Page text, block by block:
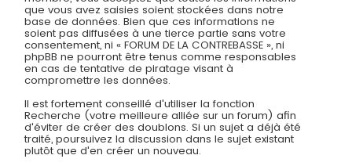
que vous avez saisies soient stockées dans notre
base de données. Bien que ces informations ne
soient pas diffusées à une tierce partie sans votre
consentement, ni « FORUM DE LA CONTREBASSE », ni
phpBB ne pourront être tenus comme responsables
en cas de tentative de piratage visant à
compromettre les données.
Il est fortement conseillé d'utiliser la fonction
Recherche (votre meilleure alliée sur un forum) afin
d'éviter de créer des doublons. Si un sujet a déjà été
traité, poursuivez la discussion dans le sujet existant
plutôt que d'en créer un nouveau.